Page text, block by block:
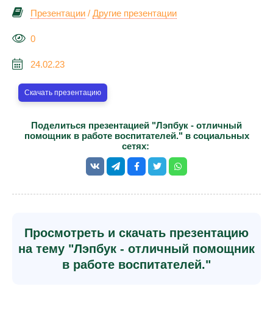
Презентации / Другие презентации
0
24.02.23
Скачать презентацию
Поделиться презентацией "Лэпбук - отличный
помощник в работе воспитателей." в социальных
сетях:
Просмотреть и скачать презентацию
на тему "Лэпбук - отличный помощник
в работе воспитателей."